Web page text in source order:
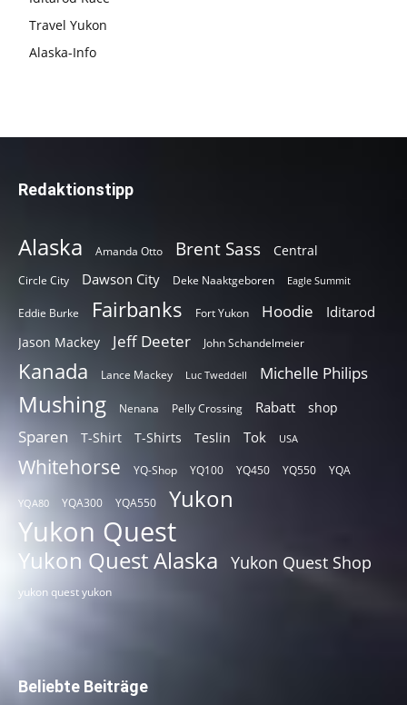
Travel Yukon
Alaska-Info
Redaktionstipp
Alaska Amanda Otto Brent Sass Central
Circle City Dawson City Deke Naaktgeboren Eagle Summit
Eddie Burke Fairbanks Fort Yukon Hoodie Iditarod
Jason Mackey Jeff Deeter John Schandelmeier
Kanada Lance Mackey Luc Tweddell Michelle Philips
Mushing Nenana Pelly Crossing Rabatt shop
Sparen T-Shirt T-Shirts Teslin Tok USA
Whitehorse YQ-Shop YQ100 YQ450 YQ550 YQA
YQA80 YQA300 YQA550 Yukon
Yukon Quest
Yukon Quest Alaska Yukon Quest Shop
yukon quest yukon
Beliebte Beiträge